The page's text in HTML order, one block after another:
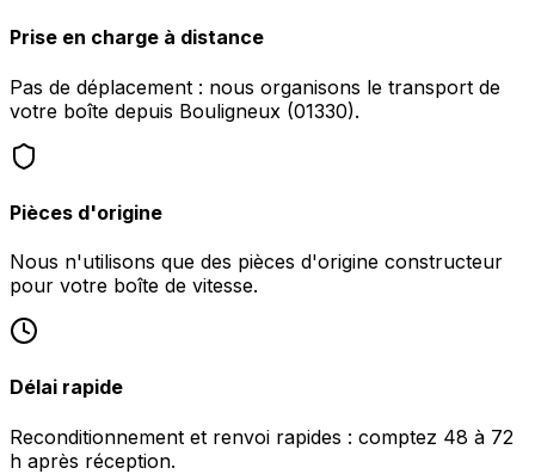
Prise en charge à distance
Pas de déplacement : nous organisons le transport de
votre boîte depuis Bouligneux (01330).
Pièces d'origine
Nous n'utilisons que des pièces d'origine constructeur
pour votre boîte de vitesse.
Délai rapide
Reconditionnement et renvoi rapides : comptez 48 à 72
h après réception.